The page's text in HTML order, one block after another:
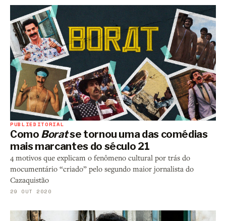
PUBLIEDITORIAL
Como Boratse tornou uma das comédias
mais marcantes do século 21
4 motivos que explicam o fenômeno cultural por trás do
mocumentário “criado” pelo segundo maior jornalista do
Cazaquistão
29 OUT 2020